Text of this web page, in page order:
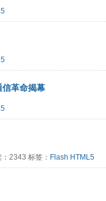
革命揭幕
2343 标签： Flash HTML5